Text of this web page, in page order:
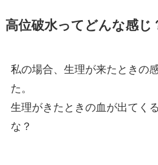
高位破水ってどんな感じ
私の場合、生理が来たときの
た。
生理がきたときの血が出てく
な？